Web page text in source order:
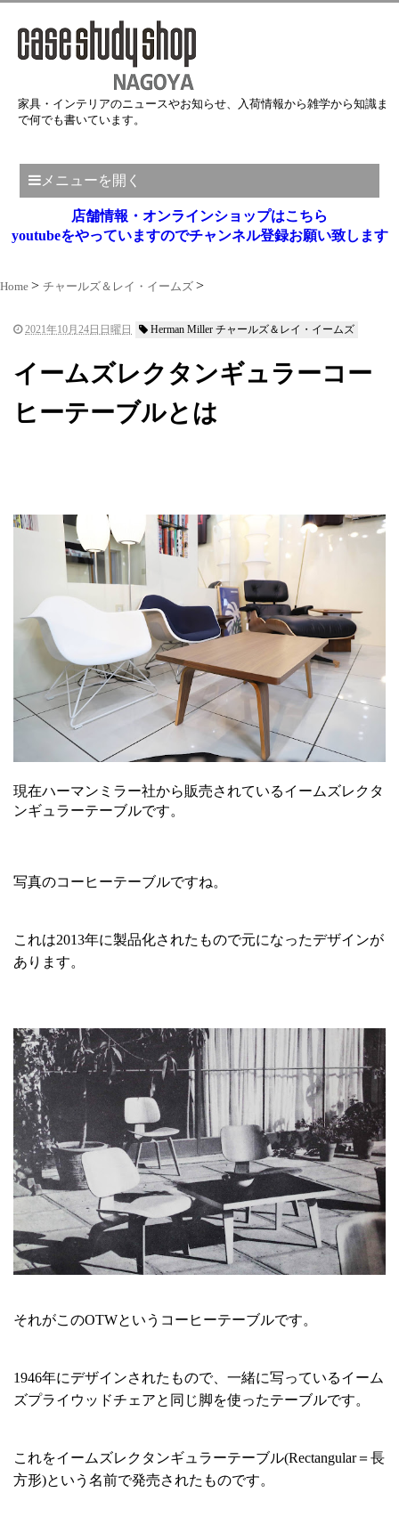
家具・インテリアのニュースやお知らせ、入荷情報から雑学から知識ま
で何でも書いています。
メニューを開く
店舗情報・オンラインショップはこちら
youtubeをやっていますのでチャンネル登録お願い致します
Home チャールズ＆レイ・イームズ
2021年10月24日日曜日 Herman Miller チャールズ＆レイ・イームズ
イームズレクタンギュラーコー
ヒーテーブルとは
現在ハーマンミラー社から販売されているイームズレクタ
ンギュラーテーブルです。
写真のコーヒーテーブルですね。
これは2013年に製品化されたもので元になったデザインが
あります。
それがこのOTWというコーヒーテーブルです。
1946年にデザインされたもので、一緒に写っているイーム
ズプライウッドチェアと同じ脚を使ったテーブルです。
これをイームズレクタンギュラーテーブル(Rectangular＝長
方形)という名前で発売されたものです。